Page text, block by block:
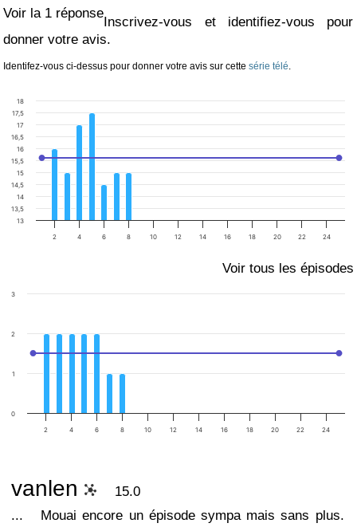
Voir la 1 réponse
Inscrivez-vous et identifiez-vous pour
donner votre avis.
Identifez-vous ci-dessus pour donner votre avis sur cettesérie télé
2 4 6 8 10 12 14 16 18 20 22 24
13
13,5
14
14,5
15
15,5
16
16,5
17
17,5
18
Voir tous les épisodes
2 4 6 8 10 12 14 16 18 20 22 24
0
1
2
3
vanlen
15.0
...
Mouai encore un épisode sympa mais sans plus.